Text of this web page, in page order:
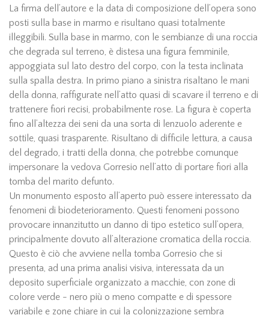
La firma dell’autore e la data di composizione dell’opera sono
posti sulla base in marmo e risultano quasi totalmente
illeggibili. Sulla base in marmo, con le sembianze di una roccia
che degrada sul terreno, è distesa una figura femminile,
appoggiata sul lato destro del corpo, con la testa inclinata
sulla spalla destra. In primo piano a sinistra risaltano le mani
della donna, raffigurate nell’atto quasi di scavare il terreno e di
trattenere fiori recisi, probabilmente rose. La figura è coperta
fino all’altezza dei seni da una sorta di lenzuolo aderente e
sottile, quasi trasparente. Risultano di difficile lettura, a causa
del degrado, i tratti della donna, che potrebbe comunque
impersonare la vedova Gorresio nell’atto di portare fiori alla
tomba del marito defunto.
Un monumento esposto all’aperto può essere interessato da
fenomeni di biodeterioramento. Questi fenomeni possono
provocare innanzitutto un danno di tipo estetico sull’opera,
principalmente dovuto all’alterazione cromatica della roccia.
Questo è ciò che avviene nella tomba Gorresio che si
presenta, ad una prima analisi visiva, interessata da un
deposito superficiale organizzato a macchie, con zone di
colore verde - nero più o meno compatte e di spessore
variabile e zone chiare in cui la colonizzazione sembra